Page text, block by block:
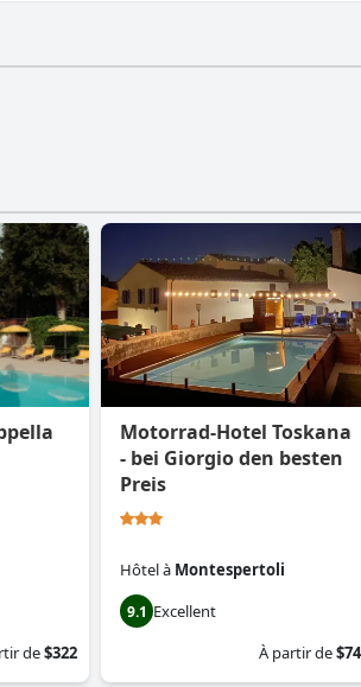
de$322
Motorrad-Hotel Toskana
- bei Giorgio den besten
Preis
Hôtelà Montespertoli
9.1 Excellent
À partir de$74